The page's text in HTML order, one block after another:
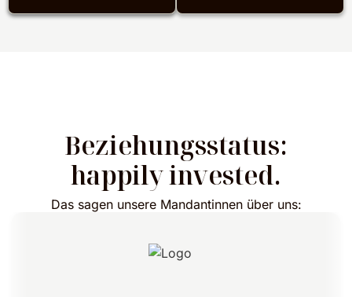
Beziehungsstatus:
happily invested.
Das sagen unsere Mandantinnen über uns: